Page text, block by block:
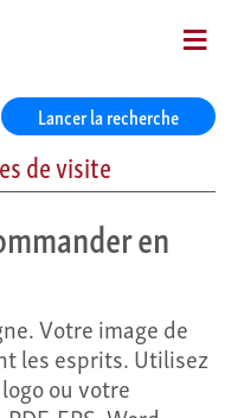
Lancer la recherche
de visite
en
Votre image de
les esprits. Utilisez
ou votre